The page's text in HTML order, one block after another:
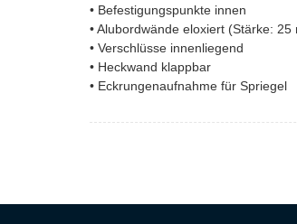
• Befestigungspunkte innen
• Alubordwände eloxiert (Stärke: 25
• Verschlüsse innenliegend
• Heckwand klappbar
• Eckrungenaufnahme für Spriegel